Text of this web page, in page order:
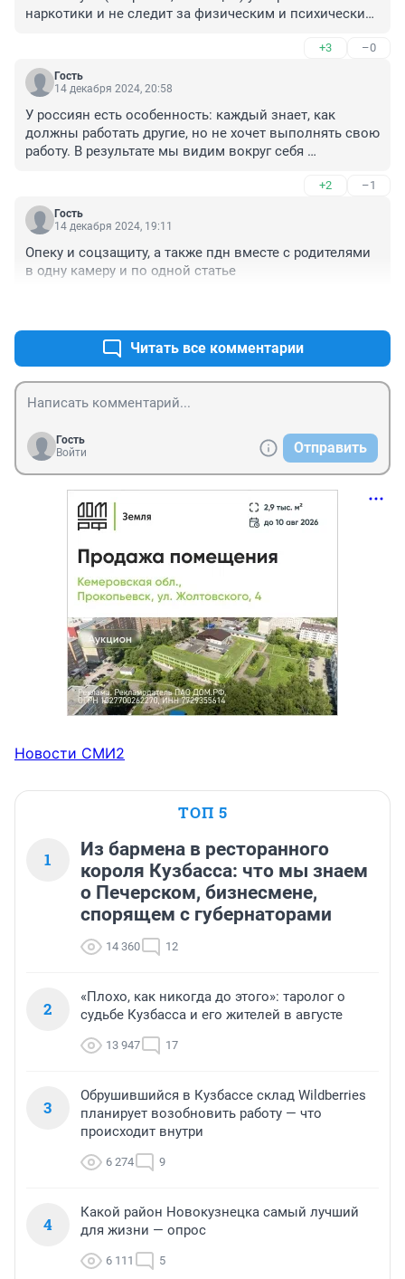
наркотики и не следит за физическим и психическим
врачей. Документы, подтверждающие данный факт,
приложила к заявлению. Детское пособие с самого
рождения ребенка тратит не по назначению.
Мать ребенка меняет адреса проживания и детские
сады. Поводом написания заявления послужило то (
я знала, что она длительно употребляет марихуанну),
ребенка в неадекватном состоянии, что ребенок
вечно голодный, отбирает еду у детей."
Биологического отца ребенка воспитатели также
видели в неадекватном состоянии.
Ответ на свое заявление еще не получила, месячный
+3 –0
Гость
14 декабря 2024, 20:58
У россиян есть особенность: каждый знает, как
должны работать другие, но не хочет выполнять свою
работу. В результате мы видим вокруг себя
+2 –1
Гость
14 декабря 2024, 19:11
Опеку и соцзащиту, а также пдн вместе с родителями
в одну камеру и по одной статье
Читать все комментарии
Гость
Войти
Отправить
Новости СМИ2
ТОП 5
1
Из бармена в ресторанного
короля Кузбасса: что мы знаем
о Печерском, бизнесмене,
спорящем с губернаторами
14 360 12
2
«Плохо, как никогда до этого»: таролог о
судьбе Кузбасса и его жителей в августе
13 947 17
3
Обрушившийся в Кузбассе склад Wildberries
планирует возобновить работу — что
происходит внутри
6 274 9
4
Какой район Новокузнецка самый лучший
для жизни — опрос
6 111 5